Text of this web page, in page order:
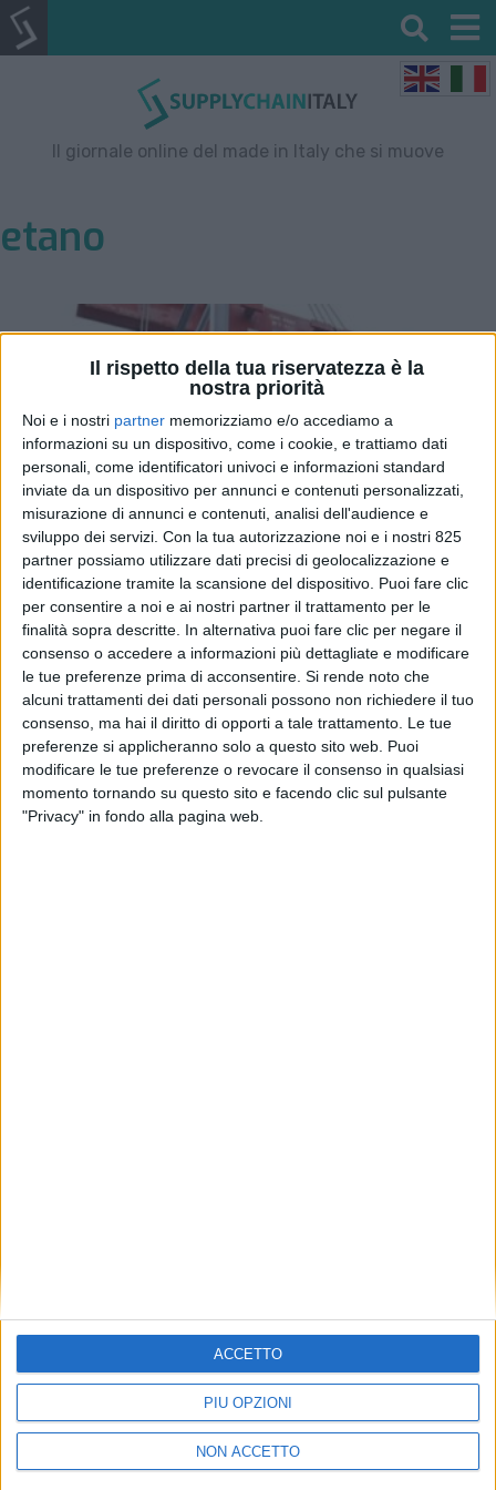
Il rispetto della tua riservatezza è la
nostra priorità
Noi e i nostri partner memorizziamo e/o accediamo a
informazioni su un dispositivo, come i cookie, e trattiamo dati
personali, come identificatori univoci e informazioni standard
inviate da un dispositivo per annunci e contenuti personalizzati,
misurazione di annunci e contenuti, analisi dell'audience e
sviluppo dei servizi. Con la tua autorizzazione noi e i nostri 825
partner possiamo utilizzare dati precisi di geolocalizzazione e
identificazione tramite la scansione del dispositivo. Puoi fare clic
per consentire a noi e ai nostri partner il trattamento per le
finalità sopra descritte. In alternativa puoi fare clic per negare il
consenso o accedere a informazioni più dettagliate e modificare
le tue preferenze prima di acconsentire. Si rende noto che
alcuni trattamenti dei dati personali possono non richiedere il tuo
consenso, ma hai il diritto di opporti a tale trattamento. Le tue
preferenze si applicheranno solo a questo sito web. Puoi
modificare le tue preferenze o revocare il consenso in qualsiasi
momento tornando su questo sito e facendo clic sul pulsante
"Privacy" in fondo alla pagina web.
PIÙ OPZIONI
NON ACCETTO
ACCETTO
Il giornale online del made in Italy che si muove
etano
Asstra Ag sta curando le
consegne di moduli per il
nuovo impianto cracker di
etano di Anversa
LOGISTICA 6 MARZO 2025